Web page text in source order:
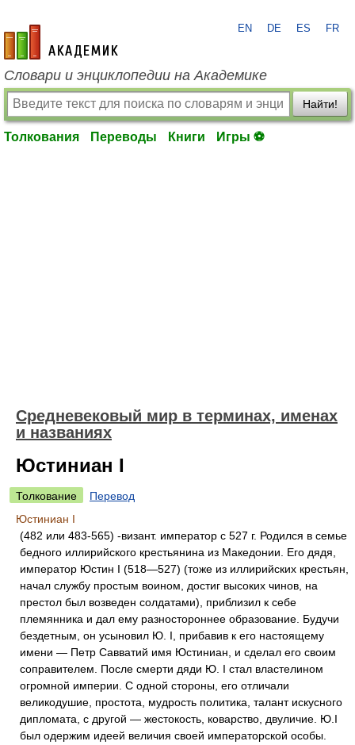
academic.ru
EN DE ES FR
Словари и энциклопедии на Академике
Найти!
Толкования Переводы Книги Игры ⚽
Средневековый мир в терминах, именах
и названиях
Юстиниан I
Толкование
Перевод
Юстиниан I
(482 или 483-565) -визант. император с 527 г. Родился в семье
бедного иллирийского крестьянина из Македонии. Его дядя,
император Юстин I (518—527) (тоже из иллирийских крестьян,
начал службу простым воином, достиг высоких чинов, на
престол был возведен солдатами), приблизил к себе
племянника и дал ему разностороннее образование. Будучи
бездетным, он усыновил Ю. I, прибавив к его настоящему
имени — Петр Савватий имя Юстиниан, и сделал его своим
соправителем. После смерти дяди Ю. I стал властелином
огромной империи. С одной стороны, его отличали
великодушие, простота, мудрость политика, талант искусного
дипломата, с другой — жестокость, коварство, двуличие. Ю.I
был одержим идеей величия своей императорской особы.